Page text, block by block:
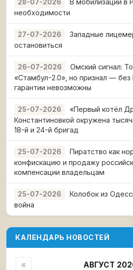
28-07-2026
необходимости
27-07-2026
Западные
остановиться
26-07-2026
Омский сигнал:
«Стамбул-2.0», но признал — без
гарантии невозможны
25-07-2026
«Первый котёл
Константиновкой окружена
18-й и 24-й бригад
25-07-2026
Пиратство как
конфискацию и продажу
компенсации владельцам
25-07-2026
Колобок из
война
КАЛЕНДАРЬ НОВОСТЕЙ
« АВГУСТ